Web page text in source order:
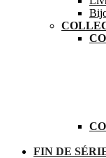
FIN DE